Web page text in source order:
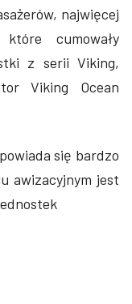
najwięcej
cumowały
z serii Viking,
Viking Ocean
się bardzo
awizacyjnym jest